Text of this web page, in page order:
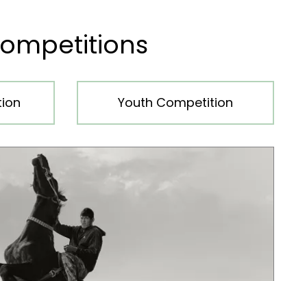
Youth Competition